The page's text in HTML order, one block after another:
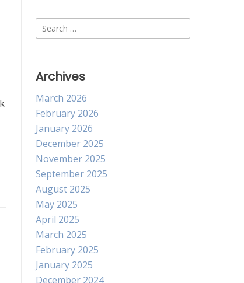
Search
for:
Archives
March 2026
February 2026
January 2026
December 2025
November 2025
September 2025
August 2025
May 2025
April 2025
March 2025
February 2025
January 2025
December 2024